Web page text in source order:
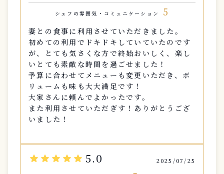
シェフの雰囲気・コミュニケーション 5
妻との食事に利用させていただきました。
初めての利用でドキドキしていていたのです
が、とても気さくな方で終始おいしく、楽し
いとても素敵な時間を過ごせました！
予算に合わせてメニューも変更いただき、ボ
リュームも味も大大満足です！
大家さんに頼んでよかったです。
また利用させていただぎす！ありがとうござ
いました！
star star star star star 5.0 2025/07/25